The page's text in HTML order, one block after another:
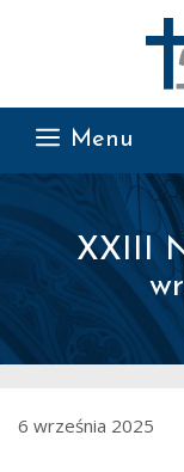
Menu
XXIII
6 września 2025